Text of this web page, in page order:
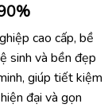
cao cấp, bề
sinh và bền đẹp
giúp tiết kiệm
đại và gọn